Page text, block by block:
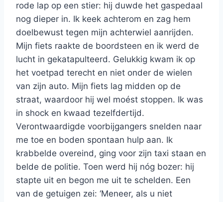
rode lap op een stier: hij duwde het gaspedaal
nog dieper in. Ik keek achterom en zag hem
doelbewust tegen mijn achterwiel aanrijden.
Mijn fiets raakte de boordsteen en ik werd de
lucht in gekatapulteerd. Gelukkig kwam ik op
het voetpad terecht en niet onder de wielen
van zijn auto. Mijn fiets lag midden op de
straat, waardoor hij wel moést stoppen. Ik was
in shock en kwaad tezelfdertijd.
Verontwaardigde voorbijgangers snelden naar
me toe en boden spontaan hulp aan. Ik
krabbelde overeind, ging voor zijn taxi staan en
belde de politie. Toen werd hij nóg bozer: hij
stapte uit en begon me uit te schelden. Een
van de getuigen zei: ‘Meneer, als u niet